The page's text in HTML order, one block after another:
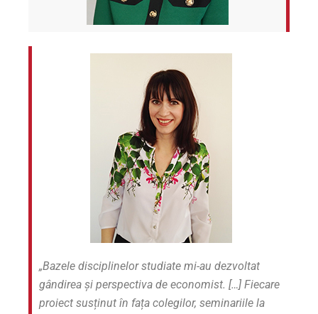
„Bazele disciplinelor studiate mi-au dezvoltat
gândirea și perspectiva de economist. […] Fiecare
proiect susținut în fața colegilor, seminariile la